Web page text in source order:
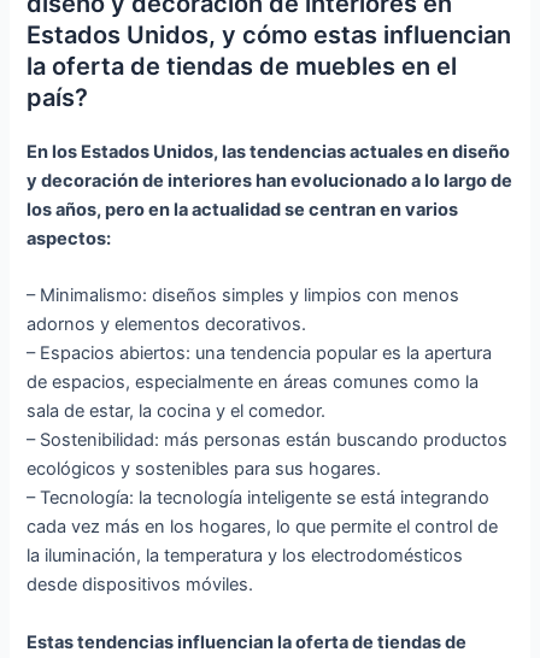
Estados Unidos, y cómo estas influencian
la oferta de tiendas de muebles en el
país?
En los Estados Unidos, las tendencias actuales en diseño
y decoración de interiores han evolucionado a lo largo de
los años, pero en la actualidad se centran en varios
aspectos:
– Minimalismo: diseños simples y limpios con menos
adornos y elementos decorativos.
– Espacios abiertos: una tendencia popular es la apertura
de espacios, especialmente en áreas comunes como la
sala de estar, la cocina y el comedor.
– Sostenibilidad: más personas están buscando productos
ecológicos y sostenibles para sus hogares.
– Tecnología: la tecnología inteligente se está integrando
cada vez más en los hogares, lo que permite el control de
la iluminación, la temperatura y los electrodomésticos
desde dispositivos móviles.
Estas tendencias influencian la oferta de tiendas de